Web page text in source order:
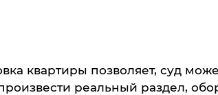
квартиры позволяет, суд
реальный раздел,